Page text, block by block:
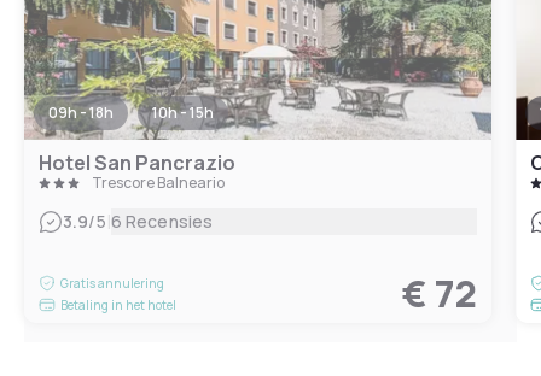
09h - 18h 10h - 15h
Hotel San Pancrazio
Trescore Balneario
3.9/5|6 Recensies
Gratis annulering
Betaling in het hotel
€ 72